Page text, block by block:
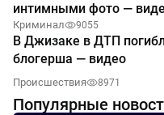
интимными фото —
Криминал 9055
В Джизаке в ДТП
блогерша — видео
Происшествия 8971
Популярные